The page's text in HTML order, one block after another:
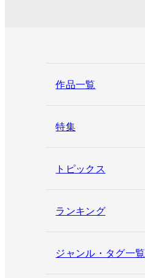
作品一覧
特集
トピックス
ランキング
ジャンル・タグ一覧